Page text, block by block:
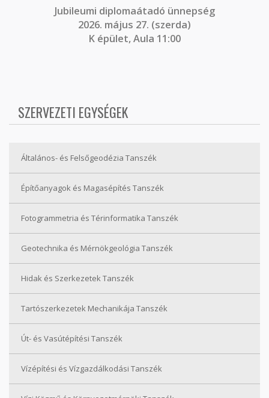
Jubileumi diplomaátadó ünnepség
2026. május 27. (szerda)
K épület, Aula 11:00
SZERVEZETI EGYSÉGEK
Általános- és Felsőgeodézia Tanszék
Építőanyagok és Magasépítés Tanszék
Fotogrammetria és Térinformatika Tanszék
Geotechnika és Mérnökgeológia Tanszék
Hidak és Szerkezetek Tanszék
Tartószerkezetek Mechanikája Tanszék
Út- és Vasútépítési Tanszék
Vízépítési és Vízgazdálkodási Tanszék